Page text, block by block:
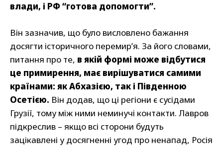
влади, і РФ “готова допомогти”.
Він зазначив, що було висловлено бажання
досягти історичного перемир’я. За його словами,
питання про те, в якій формі може відбутися
це примирення, має вирішуватися самими
країнами: як Абхазією, так і Південною
Осетією. Він додав, що ці регіони є сусідами
Грузії, тому між ними неминучі контакти. Лавров
підкреслив – якщо всі сторони будуть
зацікавлені у досягненні угод про ненапад, Росія